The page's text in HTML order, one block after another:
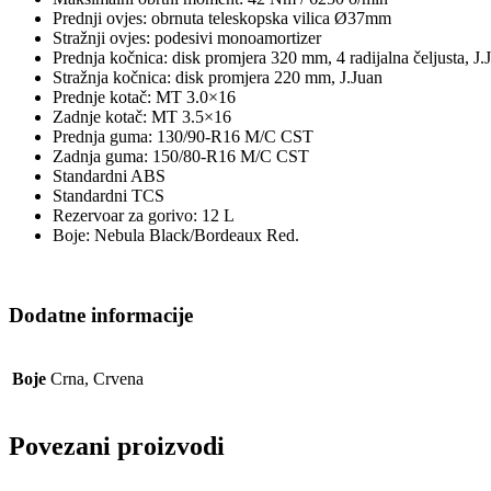
Prednji ovjes: obrnuta teleskopska vilica Ø37mm
Stražnji ovjes: podesivi monoamortizer
Prednja kočnica: disk promjera 320 mm, 4 radijalna čeljusta,
Stražnja kočnica: disk promjera 220 mm, J.Juan
Prednje kotač: MT 3.0×16
Zadnje kotač: MT 3.5×16
Prednja guma: 130/90-R16 M/C CST
Zadnja guma: 150/80-R16 M/C CST
Standardni ABS
Standardni TCS
Rezervoar za gorivo: 12 L
Boje: Nebula Black/Bordeaux Red.
Dodatne informacije
Boje Crna, Crvena
Povezani proizvodi